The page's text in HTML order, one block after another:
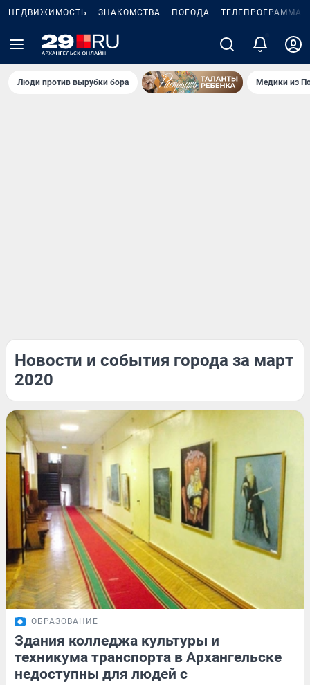
НЕДВИЖИМОСТЬ ЗНАКОМСТВА ПОГОДА ТЕЛЕПРОГРАММА
Люди против вырубки бора Медики из
Новости и события города за март
2020
ОБРАЗОВАНИЕ
Здания колледжа культуры и
техникума транспорта в Архангельске
недоступны для людей с